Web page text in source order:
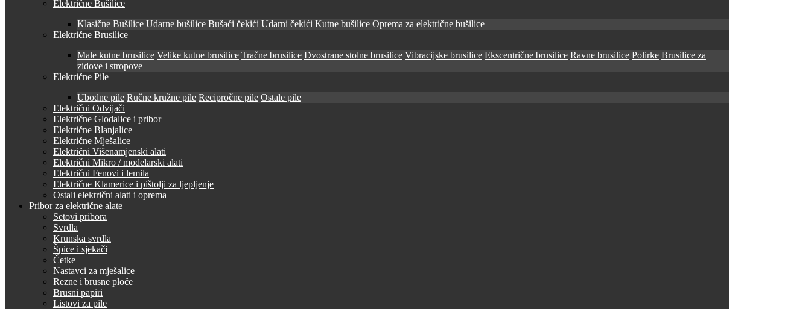
Električne Bušilice
Klasične Bušilice Udarne bušilice Bušaći čekići Udarni čekići Kutne bušilice Oprema za električne bušilice
Električne Brusilice
Male kutne brusilice Velike kutne brusilice Tračne brusilice Dvostrane stolne brusilice Vibracijske brusilice Ekscentrične brusilice Ravne brusilice Polirke Brusilice za
zidove i stropove
Električne Pile
Ubodne pile Ručne kružne pile Recipročne pile Ostale pile
Električni Odvijači
Električne Glodalice i pribor
Električne Blanjalice
Električne Mješalice
Električni Višenamjenski alati
Električni Mikro / modelarski alati
Električni Fenovi i lemila
Električne Klamerice i pištolji za ljepljenje
Ostali električni alati i oprema
Pribor za električne alate
Setovi pribora
Svrdla
Krunska svrdla
Špice i sjekači
Četke
Nastavci za mješalice
Rezne i brusne ploče
Brusni papiri
Listovi za pile